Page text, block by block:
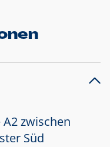
zwischen
Süd